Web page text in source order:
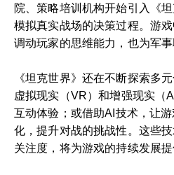
院、策略培训机构开始引入《
模拟真实战场的决策过程。游
调动玩家的思维能力，也为军事
《坦克世界》还在不断探索多
虚拟现实（VR）和增强现实（
互动体验；或借助AI技术，让
化，提升对战的挑战性。这些
关注度，将为游戏的持续发展提